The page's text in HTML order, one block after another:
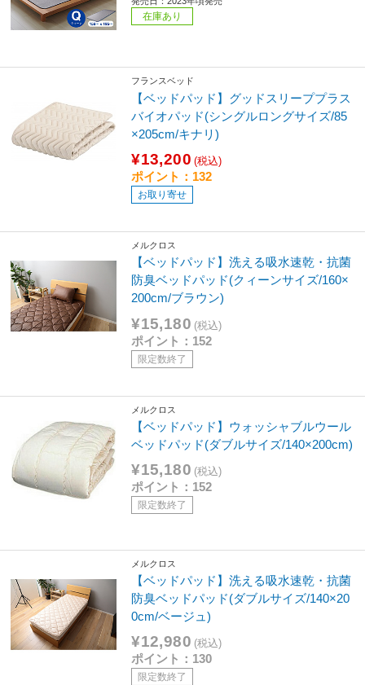
在庫あり
フランスベッド
【ベッドパッド】グッドスリーププラス
バイオパッド(シングルロングサイズ/85
×205cm/キナリ)
¥13,200 (税込)
ポイント：132
お取り寄せ
メルクロス
【ベッドパッド】洗える吸水速乾・抗菌
防臭ベッドパッド(クィーンサイズ/160×
200cm/ブラウン)
¥15,180 (税込)
ポイント：152
限定数終了
メルクロス
【ベッドパッド】ウォッシャブルウール
ベッドパッド(ダブルサイズ/140×200cm)
¥15,180 (税込)
ポイント：152
限定数終了
メルクロス
【ベッドパッド】洗える吸水速乾・抗菌
防臭ベッドパッド(ダブルサイズ/140×20
0cm/ベージュ)
¥12,980 (税込)
ポイント：130
限定数終了